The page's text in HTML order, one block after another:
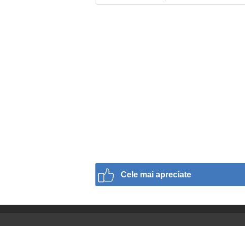
Cele mai apreciate